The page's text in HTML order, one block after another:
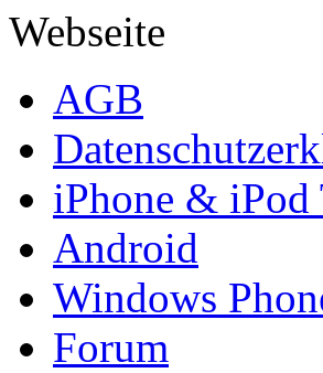
Webseite
AGB
iPhone & iPod
Android
Windows
Forum